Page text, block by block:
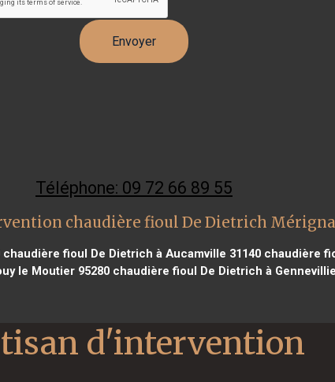
Téléphone: 09 72 66 89 55
chaudière fioul De Dietrich
chaudière fioul De Dietrich à Aucamville 31140chaudière
le Moutier 95280 chaudière fioul De Dietrich à
d'intervention